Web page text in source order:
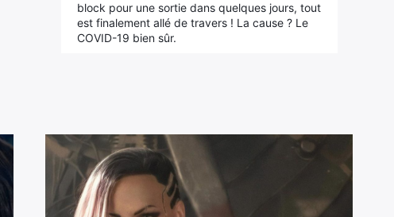
block pour une sortie dans quelques jours, tout
est finalement allé de travers ! La cause ? Le
COVID-19 bien sûr.